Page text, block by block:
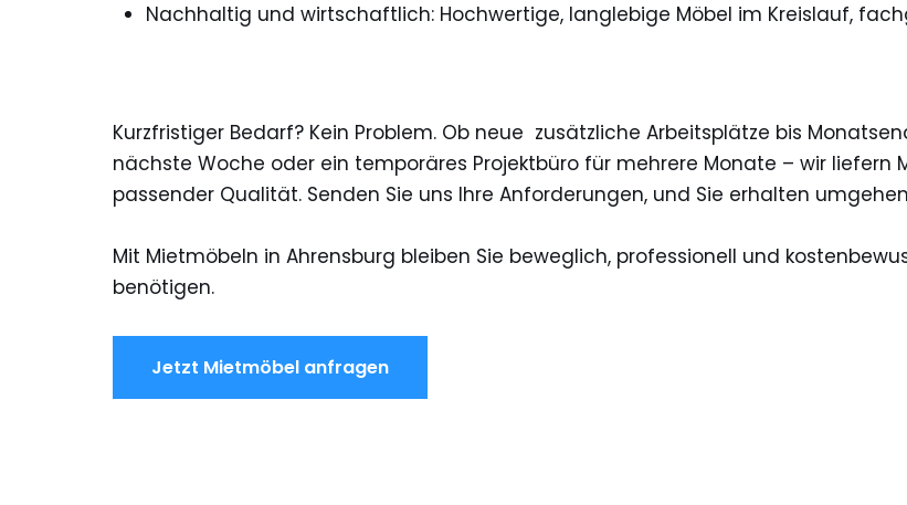
Nachhaltig und wirtschaftlich: Hochwertige, langlebige Möbel im Kreislauf,
Kurzfristiger Bedarf? Kein Problem. Ob neue zusätzliche Arbeitsplätze bis
nächste Woche oder ein temporäres Projektbüro für mehrere Monate – wir liefern
passender Qualität. Senden Sie uns Ihre Anforderungen, und Sie erhalten
Mit Mietmöbeln in Ahrensburg bleiben Sie beweglich, professionell und
benötigen.
Jetzt Mietmöbel anfragen